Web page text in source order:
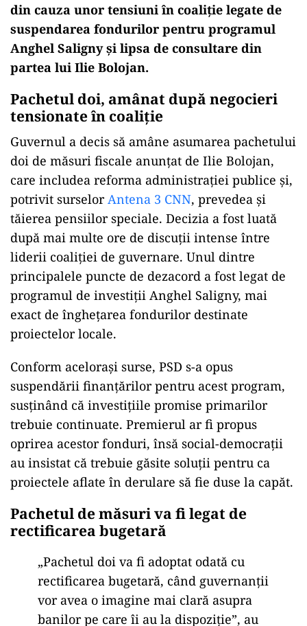
din cauza unor tensiuni în coaliţie legate de
suspendarea fondurilor pentru programul
Anghel Saligny şi lipsa de consultare din
partea lui Ilie Bolojan.
Pachetul doi, amânat după negocieri
tensionate în coaliţie
Guvernul a decis să amâne asumarea pachetului
doi de măsuri fiscale anunțat de Ilie Bolojan,
care includea reforma administrației publice și,
potrivit surselorAntena 3 CNN, prevedea şi
tăierea pensiilor speciale. Decizia a fost luată
după mai multe ore de discuţii intense între
liderii coaliţiei de guvernare. Unul dintre
principalele puncte de dezacord a fost legat de
programul de investiţii Anghel Saligny, mai
exact de îngheţarea fondurilor destinate
proiectelor locale.
ad
Conform aceloraşi surse, PSD s-a opus
suspendării finanţărilor pentru acest program,
susţinând că investiţiile promise primarilor